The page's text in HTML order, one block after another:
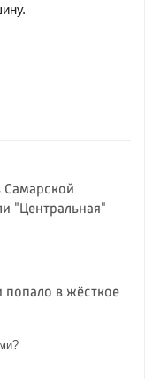
Самарской
"Центральная"
попало в жёсткое